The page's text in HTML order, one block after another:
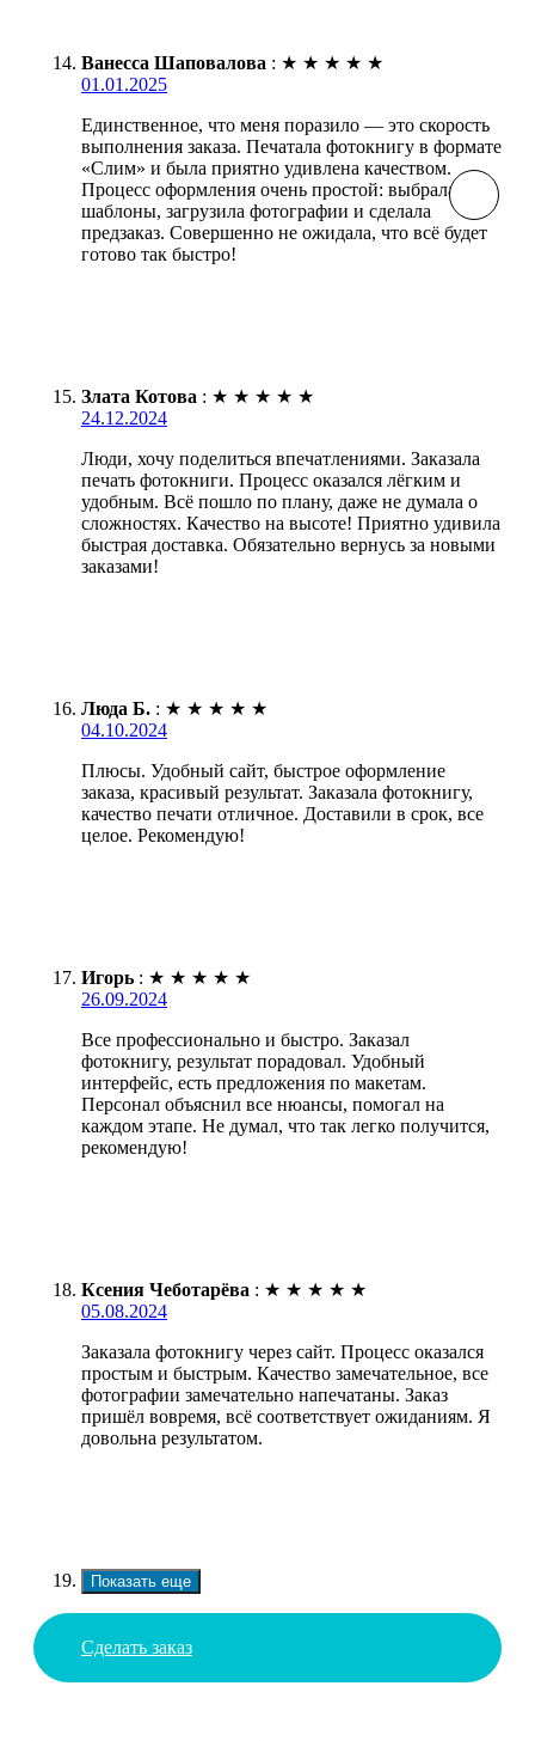
Ванесса Шаповалова : ★ ★ ★ ★ ★
01.01.2025
Единственное, что меня поразило — это скорость
выполнения заказа. Печатала фотокнигу в формате
«Слим» и была приятно удивлена качеством.
Процесс оформления очень простой: выбрала
шаблоны, загрузила фотографии и сделала
предзаказ. Совершенно не ожидала, что всё будет
готово так быстро!
Злата Котова : ★ ★ ★ ★ ★
24.12.2024
Люди, хочу поделиться впечатлениями. Заказала
печать фотокниги. Процесс оказался лёгким и
удобным. Всё пошло по плану, даже не думала о
сложностях. Качество на высоте! Приятно удивила
быстрая доставка. Обязательно вернусь за новыми
заказами!
Люда Б. : ★ ★ ★ ★ ★
04.10.2024
Плюсы. Удобный сайт, быстрое оформление
заказа, красивый результат. Заказала фотокнигу,
качество печати отличное. Доставили в срок, все
целое. Рекомендую!
Игорь : ★ ★ ★ ★ ★
26.09.2024
Все профессионально и быстро. Заказал
фотокнигу, результат порадовал. Удобный
интерфейс, есть предложения по макетам.
Персонал объяснил все нюансы, помогал на
каждом этапе. Не думал, что так легко получится,
рекомендую!
Ксения Чеботарёва : ★ ★ ★ ★ ★
05.08.2024
Заказала фотокнигу через сайт. Процесс оказался
простым и быстрым. Качество замечательное, все
фотографии замечательно напечатаны. Заказ
пришёл вовремя, всё соответствует ожиданиям. Я
довольна результатом.
Показать еще
Сделать заказ